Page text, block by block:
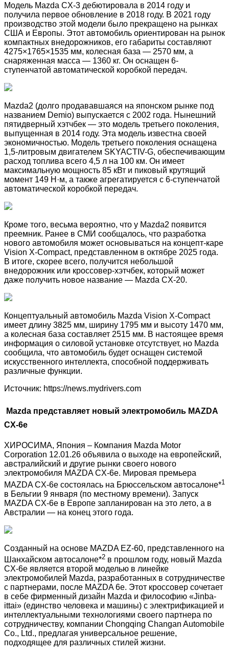
Модель Mazda CX-3 дебютировала в 2014 году и
получила первое обновление в 2018 году. В 2021 году
производство этой модели было прекращено на рынках
США и Европы. Этот автомобиль ориентирован на рынок
компактных внедорожников, его габариты составляют
4275×1765×1535 мм, колесная база — 2570 мм, а
снаряженная масса — 1360 кг. Он оснащен 6-
ступенчатой ​​автоматической коробкой передач.
Mazda2 (долго продававшаяся на японском рынке под
названием Demio) выпускается с 2002 года. Нынешний
пятидверный хэтчбек — это модель третьего поколения,
выпущенная в 2014 году. Эта модель известна своей
экономичностью. Модель третьего поколения оснащена
1,5-литровым двигателем SKYACTIV-G, обеспечивающим
расход топлива всего 4,5 л на 100 км. Он имеет
максимальную мощность 85 кВт и пиковый крутящий
момент 149 Н·м, а также агрегатируется с 6-ступенчатой ​​
автоматической коробкой передач.
Кроме того, весьма вероятно, что у Mazda2 появится
преемник. Ранее в СМИ сообщалось, что разработка
нового автомобиля может основываться на концепт-каре
Vision X-Compact, представленном в октябре 2025 года.
В итоге, скорее всего, получится небольшой
внедорожник или кроссовер-хэтчбек, который может
даже получить новое название — Mazda CX-20.
Концептуальный автомобиль Mazda Vision X-Compact
имеет длину 3825 мм, ширину 1795 мм и высоту 1470 мм,
а колесная база составляет 2515 мм. В настоящее время
информация о силовой установке отсутствует, но Mazda
сообщила, что автомобиль будет оснащен системой
искусственного интеллекта, способной поддерживать
различные функции.
Источник: https://news.mydrivers.com
Mazda представляет новый электромобиль MAZDA
CX-6e
ХИРОСИМА, Япония – Компания Mazda Motor
Corporation 12.01.26 объявила о выходе на европейский,
австралийский и другие рынки своего нового
электромобиля MAZDA CX-6e. Мировая премьера
MAZDA CX-6e состоялась на Брюссельском автосалоне*1
в Бельгии 9 января (по местному времени). Запуск
MAZDA CX-6e в Европе запланирован на это лето, а в
Австралии — на конец этого года.
Созданный на основе MAZDA EZ-60, представленного на
Шанхайском автосалоне*2 в прошлом году, новый Mazda
CX-6e является второй моделью в линейке
электромобилей Mazda, разработанных в сотрудничестве
с партнерами, после MAZDA 6e. Этот кроссовер сочетает
в себе фирменный дизайн Mazda и философию «Jinba-
ittai» (единство человека и машины) с электрификацией и
интеллектуальными технологиями своего партнера по
сотрудничеству, компании Chongqing Changan Automobile
Co., Ltd., предлагая универсальное решение,
подходящее для различных стилей жизни.